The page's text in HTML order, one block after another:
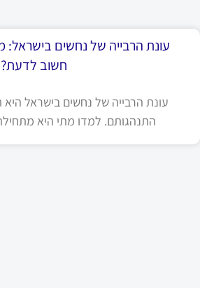
עונת הרבייה של נחשים בישראל:
חשוב לדעת?
עונת הרבייה של נחשים בישראל
התנהגותם. למדו מתי היא